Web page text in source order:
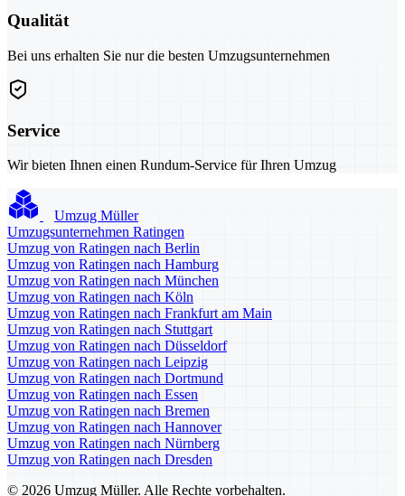
Qualität
Bei uns erhalten Sie nur die besten Umzugsunternehmen
Service
Wir bieten Ihnen einen Rundum-Service für Ihren Umzug
Umzug Müller
Umzugsunternehmen Ratingen
Umzug von Ratingen nach Berlin
Umzug von Ratingen nach Hamburg
Umzug von Ratingen nach München
Umzug von Ratingen nach Köln
Umzug von Ratingen nach Frankfurt am Main
Umzug von Ratingen nach Stuttgart
Umzug von Ratingen nach Düsseldorf
Umzug von Ratingen nach Leipzig
Umzug von Ratingen nach Dortmund
Umzug von Ratingen nach Essen
Umzug von Ratingen nach Bremen
Umzug von Ratingen nach Hannover
Umzug von Ratingen nach Nürnberg
Umzug von Ratingen nach Dresden
© 2026 Umzug Müller. Alle Rechte vorbehalten.